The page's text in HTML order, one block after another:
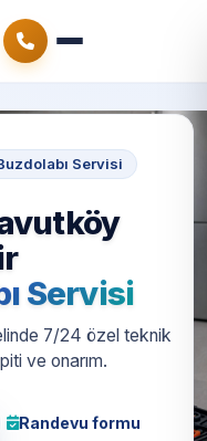
Servisi
Servisi
7/24 özel teknik
ve onarım.
Randevu formu